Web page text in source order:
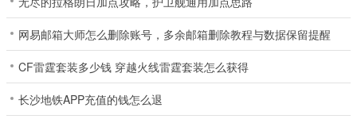
网易邮箱大师怎么删除账号，多余邮箱删除教程与数据保留提醒
CF雷霆套装多少钱 穿越火线雷霆套装怎么获得
长沙地铁APP充值的钱怎么退